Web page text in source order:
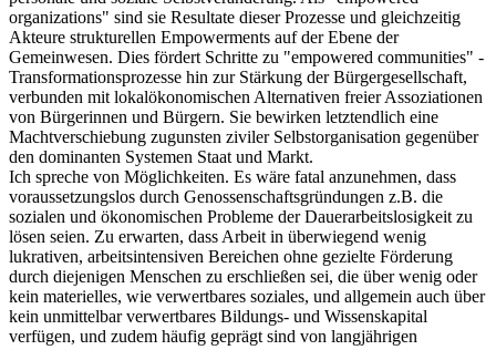
organizations" sind sie Resultate dieser Prozesse und gleichzeitig
Akteure strukturellen Empowerments auf der Ebene der
Gemeinwesen. Dies fördert Schritte zu "empowered communities" -
Transformationsprozesse hin zur Stärkung der Bürgergesellschaft,
verbunden mit lokalökonomischen Alternativen freier Assoziationen
von Bürgerinnen und Bürgern. Sie bewirken letztendlich eine
Machtverschiebung zugunsten ziviler Selbstorganisation gegenüber
den dominanten Systemen Staat und Markt.
Ich spreche von Möglichkeiten. Es wäre fatal anzunehmen, dass
voraussetzungslos durch Genossenschaftsgründungen z.B. die
sozialen und ökonomischen Probleme der Dauerarbeitslosigkeit zu
lösen seien. Zu erwarten, dass Arbeit in überwiegend wenig
lukrativen, arbeitsintensiven Bereichen ohne gezielte Förderung
durch diejenigen Menschen zu erschließen sei, die über wenig oder
kein materielles, wie verwertbares soziales, und allgemein auch über
kein unmittelbar verwertbares Bildungs- und Wissenskapital
verfügen, und zudem häufig geprägt sind von langjährigen